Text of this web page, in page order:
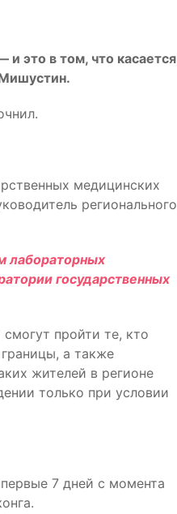
это в том, что касается
медицинских
регионального
лабораторных
государственных
пройти те, кто
а также
жителей в регионе
только при условии
7 дней с момента